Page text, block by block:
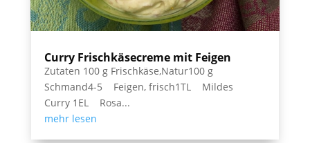
Curry Frischkäsecreme mit Feigen
Zutaten 100 g Frischkäse,Natur100 g
Schmand4-5 Feigen, frisch1TL Mildes
Curry 1EL Rosa...
mehr lesen